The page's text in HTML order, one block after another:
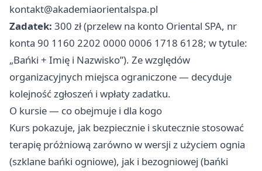
kontakt@akademiaorientalspa.pl
Zadatek: 300 zł (przelew na konto Oriental SPA, nr
konta 90 1160 2202 0000 0006 1718 6128; w tytule:
„Bańki + Imię i Nazwisko”). Ze względów
organizacyjnych miejsca ograniczone — decyduje
kolejność zgłoszeń i wpłaty zadatku.
O kursie — co obejmuje i dla kogo
Kurs pokazuje, jak bezpiecznie i skutecznie stosować
terapię próżniową zarówno w wersji z użyciem ognia
(szklane bańki ogniowe), jak i bezogniowej (bańki